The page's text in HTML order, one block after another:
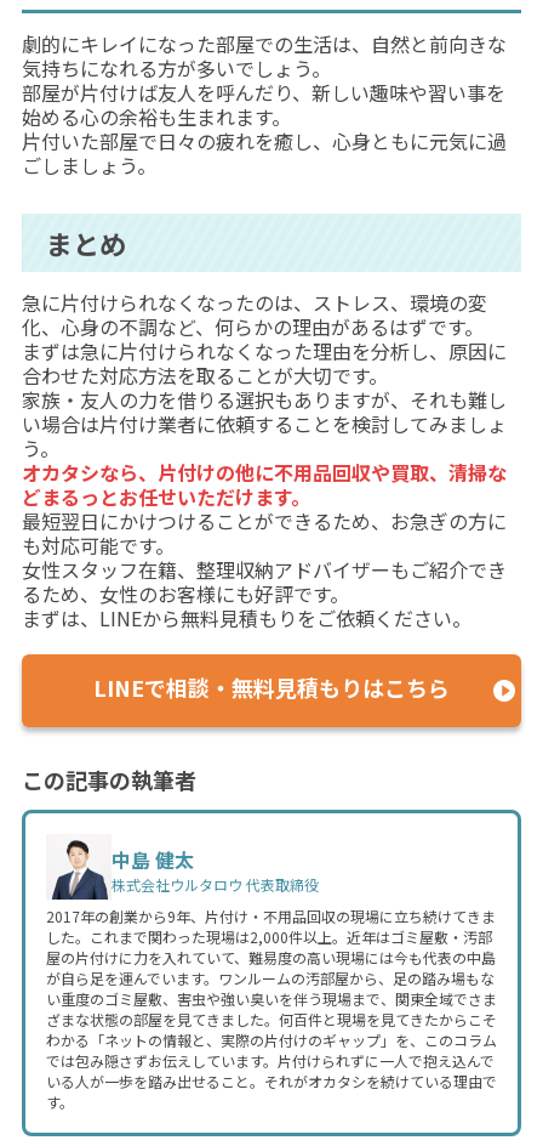
劇的にキレイになった部屋での生活は、自然と前向きな
気持ちになれる方が多いでしょう。
部屋が片付けば友人を呼んだり、新しい趣味や習い事を
始める心の余裕も生まれます。
片付いた部屋で日々の疲れを癒し、心身ともに元気に過
ごしましょう。
まとめ
急に片付けられなくなったのは、ストレス、環境の変
化、心身の不調など、何らかの理由があるはずです。
まずは急に片付けられなくなった理由を分析し、原因に
合わせた対応方法を取ることが大切です。
家族・友人の力を借りる選択もありますが、それも難し
い場合は片付け業者に依頼することを検討してみましょ
う。
オカタシなら、片付けの他に不用品回収や買取、清掃な
どまるっとお任せいただけます。
最短翌日にかけつけることができるため、お急ぎの方に
も対応可能です。
女性スタッフ在籍、整理収納アドバイザーもご紹介でき
るため、女性のお客様にも好評です。
まずは、LINEから無料見積もりをご依頼ください。
LINEで相談・無料見積もりはこちら
この記事の執筆者
中島 健太
株式会社ウルタロウ 代表取締役
2017年の創業から9年、片付け・不用品回収の現場に立ち続けてきま
した。これまで関わった現場は2,000件以上。近年はゴミ屋敷・汚部
屋の片付けに力を入れていて、難易度の高い現場には今も代表の中島
が自ら足を運んでいます。ワンルームの汚部屋から、足の踏み場もな
い重度のゴミ屋敷、害虫や強い臭いを伴う現場まで、関東全域でさま
ざまな状態の部屋を見てきました。何百件と現場を見てきたからこそ
わかる「ネットの情報と、実際の片付けのギャップ」を、このコラム
では包み隠さずお伝えしています。片付けられずに一人で抱え込んで
いる人が一歩を踏み出せること。それがオカタシを続けている理由で
す。